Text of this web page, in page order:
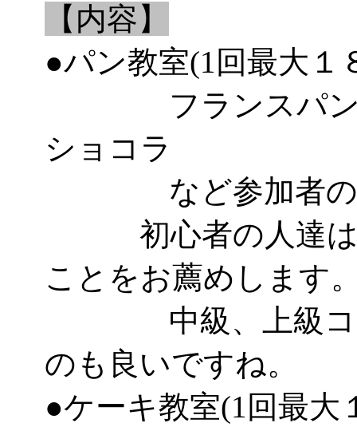
【内容】
●パン教室(1回最大１
フランスパン、
ショコラ
など参加者のレ
初心者の人達は
ことをお薦めします
中級、上級コー
のも良いですね。
●ケーキ教室(1回最大